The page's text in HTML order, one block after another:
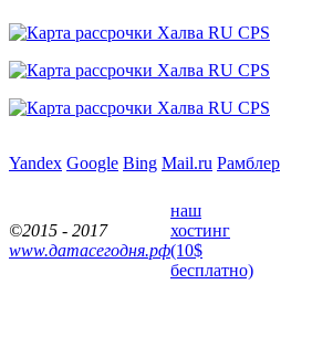
Yandex Google Bing Mail.ru Рамблер
©2015 - 2017
www.датасегодня.рф
наш
хостинг
(10$
бесплатно)